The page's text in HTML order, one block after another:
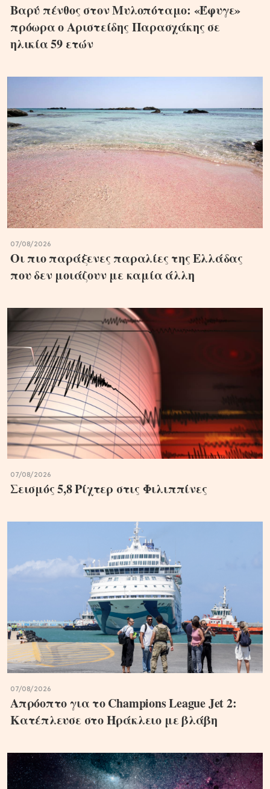
Βαρύ πένθος στον Μυλοπόταμο: «Έφυγε»
πρόωρα ο Αριστείδης Παρασχάκης σε
ηλικία 59 ετών
07/08/2026
Οι πιο παράξενες παραλίες της Ελλάδας
που δεν μοιάζουν με καμία άλλη
07/08/2026
Σεισμός 5,8 Ρίχτερ στις Φιλιππίνες
07/08/2026
Απρόοπτο για το Champions League Jet 2:
Κατέπλευσε στο Ηράκλειο με βλάβη